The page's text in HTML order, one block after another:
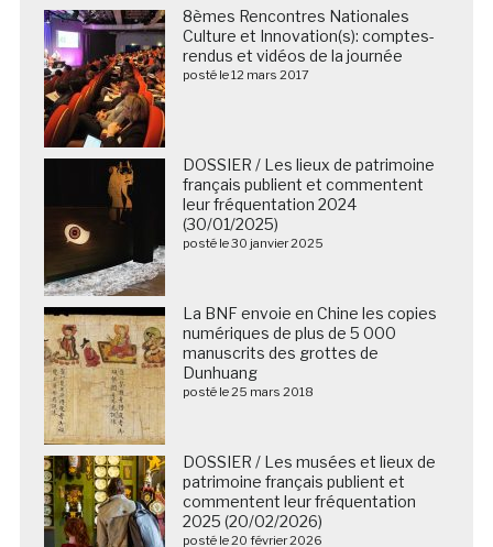
8èmes Rencontres Nationales
Culture et Innovation(s): comptes-
rendus et vidéos de la journée
posté le 12 mars 2017
DOSSIER / Les lieux de patrimoine
français publient et commentent
leur fréquentation 2024
(30/01/2025)
posté le 30 janvier 2025
La BNF envoie en Chine les copies
numériques de plus de 5 000
manuscrits des grottes de
Dunhuang
posté le 25 mars 2018
DOSSIER / Les musées et lieux de
patrimoine français publient et
commentent leur fréquentation
2025 (20/02/2026)
posté le 20 février 2026